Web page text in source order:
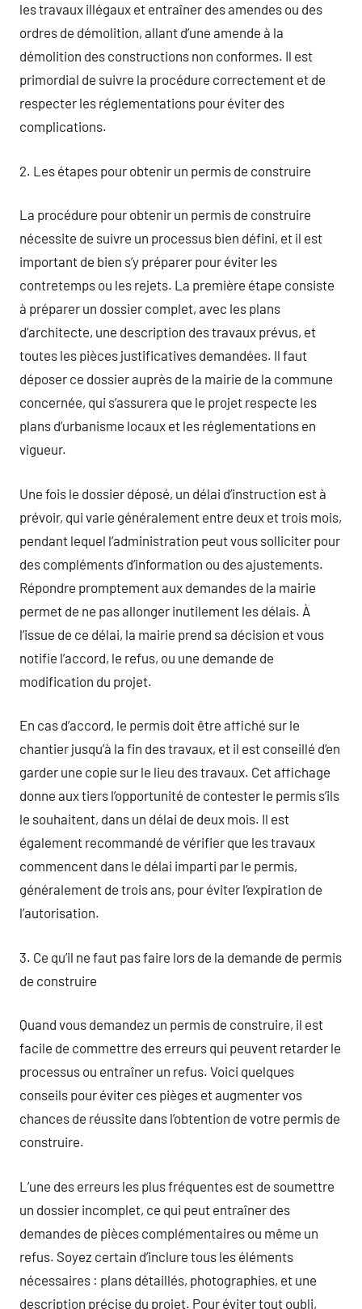
les travaux illégaux et entraîner des amendes ou des
ordres de démolition, allant d’une amende à la
démolition des constructions non conformes. Il est
primordial de suivre la procédure correctement et de
respecter les réglementations pour éviter des
complications.
2. Les étapes pour obtenir un permis de construire
La procédure pour obtenir un permis de construire
nécessite de suivre un processus bien défini, et il est
important de bien s’y préparer pour éviter les
contretemps ou les rejets. La première étape consiste
à préparer un dossier complet, avec les plans
d’architecte, une description des travaux prévus, et
toutes les pièces justificatives demandées. Il faut
déposer ce dossier auprès de la mairie de la commune
concernée, qui s’assurera que le projet respecte les
plans d’urbanisme locaux et les réglementations en
vigueur.
Une fois le dossier déposé, un délai d’instruction est à
prévoir, qui varie généralement entre deux et trois mois,
pendant lequel l’administration peut vous solliciter pour
des compléments d’information ou des ajustements.
Répondre promptement aux demandes de la mairie
permet de ne pas allonger inutilement les délais. À
l’issue de ce délai, la mairie prend sa décision et vous
notifie l’accord, le refus, ou une demande de
modification du projet.
En cas d’accord, le permis doit être affiché sur le
chantier jusqu’à la fin des travaux, et il est conseillé d’en
garder une copie sur le lieu des travaux. Cet affichage
donne aux tiers l’opportunité de contester le permis s’ils
le souhaitent, dans un délai de deux mois. Il est
également recommandé de vérifier que les travaux
commencent dans le délai imparti par le permis,
généralement de trois ans, pour éviter l’expiration de
l’autorisation.
3. Ce qu’il ne faut pas faire lors de la demande de permis
de construire
Quand vous demandez un permis de construire, il est
facile de commettre des erreurs qui peuvent retarder le
processus ou entraîner un refus. Voici quelques
conseils pour éviter ces pièges et augmenter vos
chances de réussite dans l’obtention de votre permis de
construire.
L’une des erreurs les plus fréquentes est de soumettre
un dossier incomplet, ce qui peut entraîner des
demandes de pièces complémentaires ou même un
refus. Soyez certain d’inclure tous les éléments
nécessaires : plans détaillés, photographies, et une
description précise du projet. Pour éviter tout oubli,